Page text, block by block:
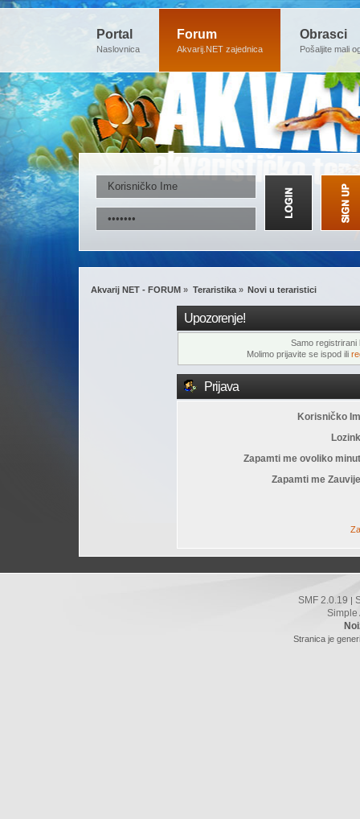
Portal
Naslovnica
Forum
Akvarij.NET zajednica
Obrasci
Pošaljite mali
Akvarij NET - FORUM » Teraristika» Novi u teraristici
Upozorenje!
Samo registrirani
Molimo prijavite se ispod ili
Prijava
Korisničko
Zapamti me ovoliko
Zapamti me
SMF 2.0.19
Simple
Stranica je